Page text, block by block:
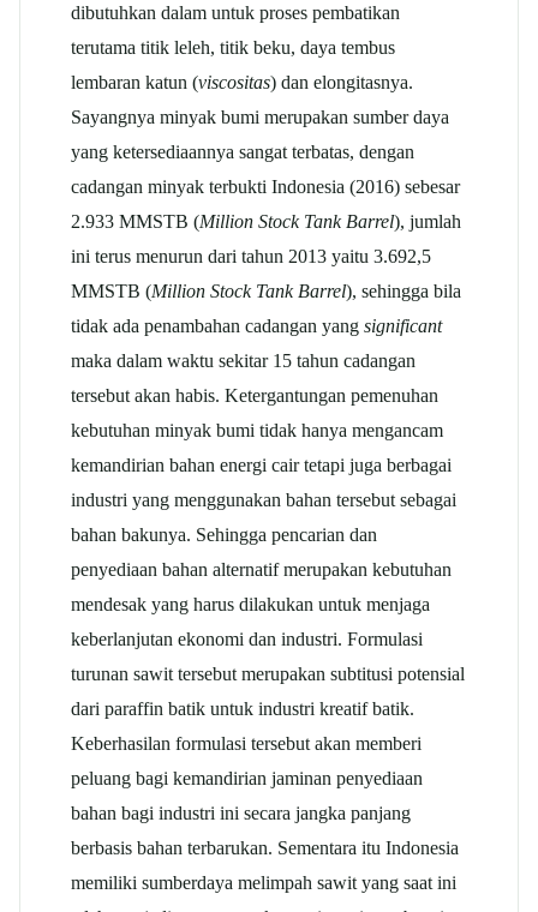
dibutuhkan dalam untuk proses pembatikan
terutama titik leleh, titik beku, daya tembus
lembaran katun (viscositas) dan elongitasnya.
Sayangnya minyak bumi merupakan sumber daya
yang ketersediaannya sangat terbatas, dengan
cadangan minyak terbukti Indonesia (2016) sebesar
2.933 MMSTB (Million Stock Tank Barrel), jumlah
ini terus menurun dari tahun 2013 yaitu 3.692,5
MMSTB (Million Stock Tank Barrel), sehingga bila
tidak ada penambahan cadangan yang significant
maka dalam waktu sekitar 15 tahun cadangan
tersebut akan habis. Ketergantungan pemenuhan
kebutuhan minyak bumi tidak hanya mengancam
kemandirian bahan energi cair tetapi juga berbagai
industri yang menggunakan bahan tersebut sebagai
bahan bakunya. Sehingga pencarian dan
penyediaan bahan alternatif merupakan kebutuhan
mendesak yang harus dilakukan untuk menjaga
keberlanjutan ekonomi dan industri. Formulasi
turunan sawit tersebut merupakan subtitusi potensial
dari paraffin batik untuk industri kreatif batik.
Keberhasilan formulasi tersebut akan memberi
peluang bagi kemandirian jaminan penyediaan
bahan bagi industri ini secara jangka panjang
berbasis bahan terbarukan. Sementara itu Indonesia
memiliki sumberdaya melimpah sawit yang saat ini